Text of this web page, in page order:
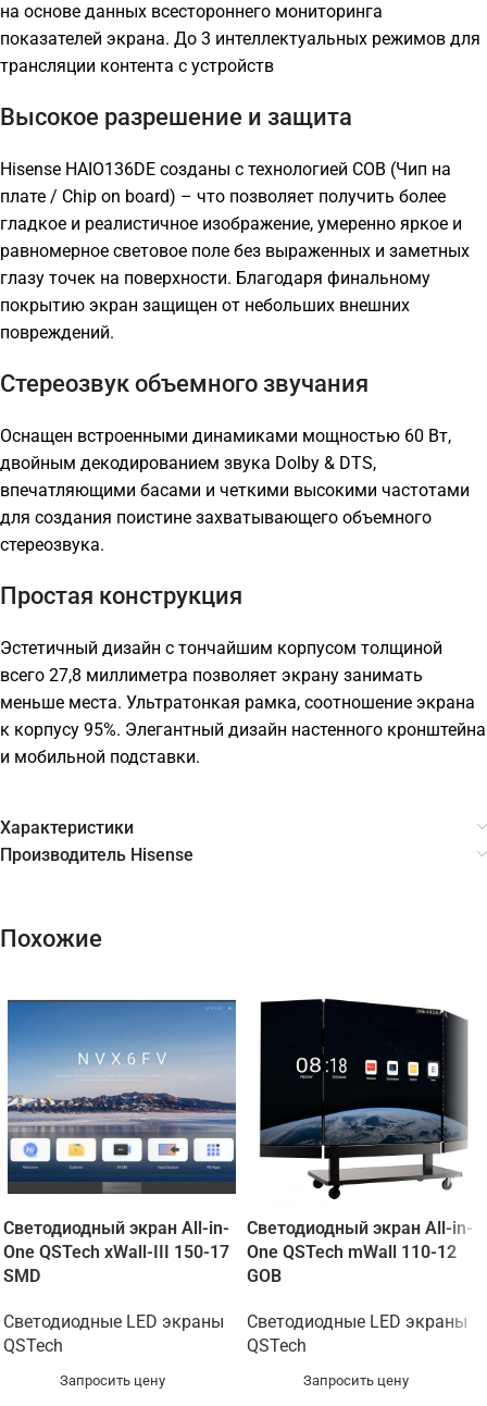
на основе данных всестороннего мониторинга
показателей экрана. До 3 интеллектуальных режимов для
трансляции контента с устройств
Высокое разрешение и защита
Hisense HAIO136DE созданы с технологией COB (Чип на
плате / Chip on board) – что позволяет получить более
гладкое и реалистичное изображение, умеренно яркое и
равномерное световое поле без выраженных и заметных
глазу точек на поверхности. Благодаря финальному
покрытию экран защищен от небольших внешних
повреждений.
Стереозвук объемного звучания
Оснащен встроенными динамиками мощностью 60 Вт,
двойным декодированием звука Dolby & DTS,
впечатляющими басами и четкими высокими частотами
для создания поистине захватывающего объемного
стереозвука.
Простая конструкция
Эстетичный дизайн с тончайшим корпусом толщиной
всего 27,8 миллиметра позволяет экрану занимать
меньше места. Ультратонкая рамка, соотношение экрана
к корпусу 95%. Элегантный дизайн настенного кронштейна
и мобильной подставки.
Характеристики
Производитель Hisense
Похожие
Светодиодный экран All-in-
One QSTech xWall-III 150-17
SMD
Светодиодные LED экраны
QSTech
Запросить цену
Светодиодный экран All-in-
One QSTech mWall 110-12
GOB
Светодиодные LED экраны
QSTech
Запросить цену